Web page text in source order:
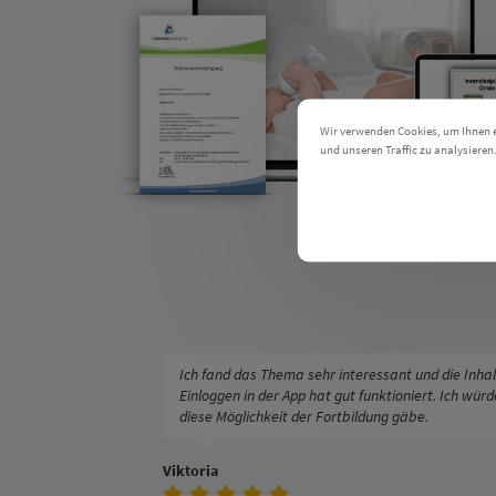
Ich fand das Thema sehr interessant und die
Einloggen in der App hat gut funktioniert. Ich
diese Möglichkeit der Fortbildung gäbe.
Viktoria
Wir verwenden Cookies, um
und unseren Traffic zu